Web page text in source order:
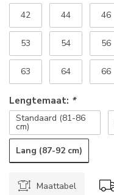
42 44 46
53 54 56
63 64 66
Lengtemaat: *
Standaard (81-86
cm)
Lang (87-92 cm)
Maattabel